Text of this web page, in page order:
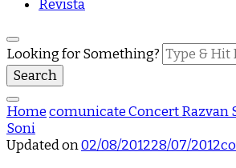
Revista
Looking for Something?
HomecomunicateConcert Razvan
Soni
Updated on02/08/201228/07/2012